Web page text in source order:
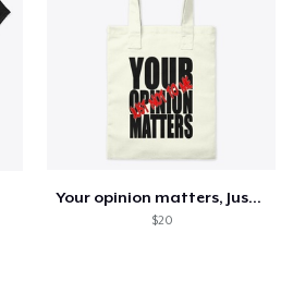
Your opinion matters, Just not to me!
$20